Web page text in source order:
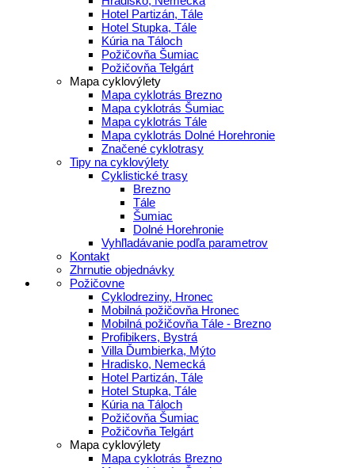
Hotel Partizán, Tále
Hotel Stupka, Tále
Kúria na Táloch
Požičovňa Šumiac
Požičovňa Telgárt
Mapa cyklovýlety
Mapa cyklotrás Brezno
Mapa cyklotrás Šumiac
Mapa cyklotrás Tále
Mapa cyklotrás Dolné Horehronie
Značené cyklotrasy
Tipy na cyklovýlety
Cyklistické trasy
Brezno
Tále
Šumiac
Dolné Horehronie
Vyhľladávanie podľa parametrov
Kontakt
Zhrnutie objednávky
Požičovne
Cyklodreziny, Hronec
Mobilná požičovňa Hronec
Mobilná požičovňa Tále - Brezno
Profibikers, Bystrá
Villa Ďumbierka, Mýto
Hradisko, Nemecká
Hotel Partizán, Tále
Hotel Stupka, Tále
Kúria na Táloch
Požičovňa Šumiac
Požičovňa Telgárt
Mapa cyklovýlety
Mapa cyklotrás Brezno